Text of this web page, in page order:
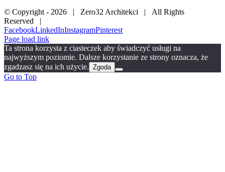
© Copyright - 2026 | Zero32 Architekci | All Rights
Reserved |
FacebookLinkedInInstagramPinterest
Page load link
Ta strona korzysta z ciasteczek aby świadczyć usługi na
najwyższym poziomie. Dalsze korzystanie ze strony oznacza, że
zgadzasz się na ich użycie. Zgoda
Go to Top